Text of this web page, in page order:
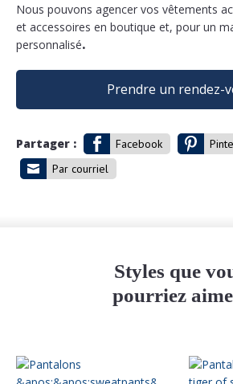
Nous pouvons agencer vos vêtements
et accessoires en boutique et, pour un
personnalisé.
Prendre un rendez-
Partager : Facebook
Par courriel
Styles que
pourriez
Ce